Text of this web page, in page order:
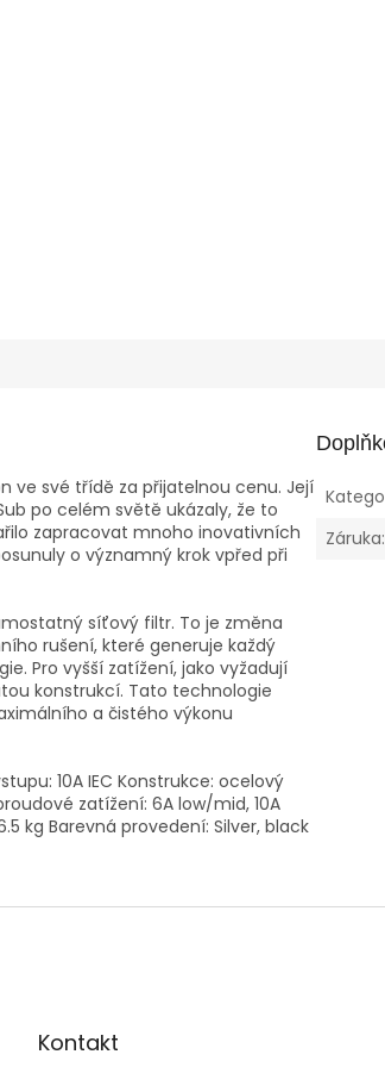
ve své třídě za přijatelnou cenu. Její
po celém světě ukázaly, že to
zapracovat mnoho inovativních
o významný krok vpřed při
síťový filtr. To je změna
rušení, které generuje každý
Pro vyšší zatížení, jako vyžadují
konstrukcí. Tato technologie
a čistého výkonu
10A IEC Konstrukce: ocelový
zatížení: 6A low/mid, 10A
kg Barevná provedení: Silver, black
Záruka:
Kontakt